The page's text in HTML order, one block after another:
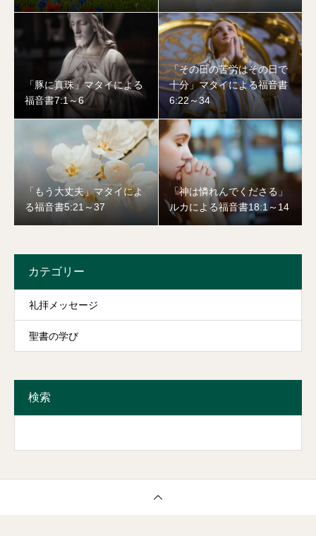
「豚に真珠」マタイによる
福音書7:1～6
「その日の苦労はその日で
十分」マタイによる福音書
6:22～34
「もう大丈夫」マタイによ
る福音書5:21～37
「神は憐れんでくださる」
ルカによる福音書18:1～14
カテゴリー
礼拝メッセージ
聖書の学び
検索